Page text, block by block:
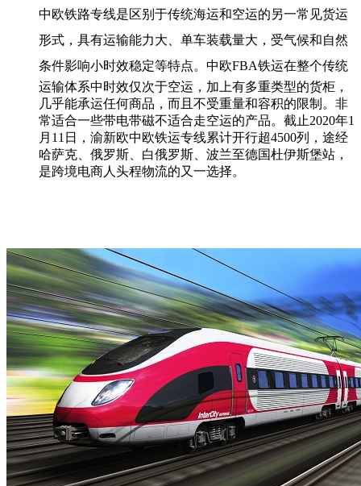
中欧铁路专线是区别于传统海运和空运的另一常见货运
形式，具有运输能力大、单车装载量大，受气候和自然
条件影响小时效稳定等特点。 中欧FBA铁运在整个传统
运输体系中时效仅次于空运，加上有多重类型的货柜，
几乎能承运任何商品，而且不受重量和容积的限制。非
常适合一些带电带磁不适合走空运的产品。截止2020年1
月11日，渝新欧中欧铁运专线累计开行超4500列，途经
哈萨克、俄罗斯、白俄罗斯、波兰至德国杜伊斯堡站，
是跨境电商人头程物流的又一选择。